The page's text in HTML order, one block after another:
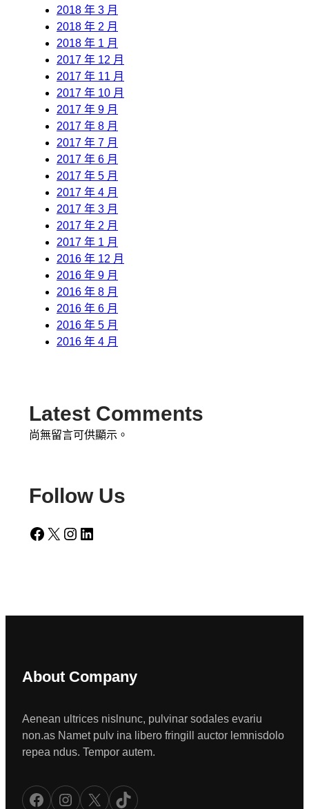
2018 年 3 月
2018 年 2 月
2018 年 1 月
2017 年 12 月
2017 年 11 月
2017 年 10 月
2017 年 9 月
2017 年 8 月
2017 年 7 月
2017 年 6 月
2017 年 5 月
2017 年 4 月
2017 年 3 月
2017 年 2 月
2017 年 1 月
2016 年 12 月
2016 年 9 月
2016 年 8 月
2016 年 6 月
2016 年 5 月
2016 年 4 月
Latest Comments
尚無留言可供顯示。
Follow Us
Facebook X Instagram LinkedIn
About Company
Aenean ultrices nislnunc, pulvinar sodales evariu
non.as Namet pulv ina libero fringill auctor lemnisdolo
repea ndus. Tempor autem.
Facebook Instagram X TikTok